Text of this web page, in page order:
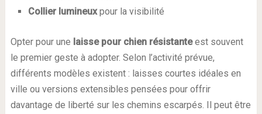
Collier lumineuxpour la visibilité
Opter pour une laisse pour chien résistanteest souvent
le premier geste à adopter. Selon l’activité prévue,
différents modèles existent : laisses courtes idéales en
ville ou versions extensibles pensées pour offrir
davantage de liberté sur les chemins escarpés. Il peut être